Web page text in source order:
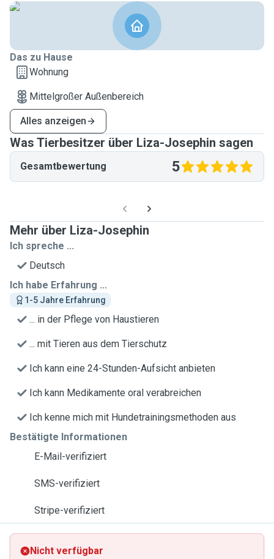
Das zu Hause
Wohnung
Mittelgroßer Außenbereich
Alles anzeigen
Was Tierbesitzer über Liza-Josephin sagen
Gesamtbewertung 5
Mehr über Liza-Josephin
Ich spreche ...
Deutsch
Ich habe Erfahrung ...
1-5 Jahre Erfahrung
... in der Pflege von Haustieren
... mit Tieren aus dem Tierschutz
Ich kann eine 24-Stunden-Aufsicht anbieten
Ich kann Medikamente oral verabreichen
Ich kenne mich mit Hundetrainingsmethoden aus
Bestätigte Informationen
E-Mail-verifiziert
SMS-verifiziert
Stripe-verifiziert
Nicht verfügbar